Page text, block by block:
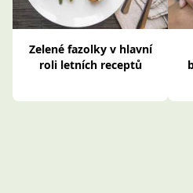
Zelené fazolky v hlavní
roli letních receptů